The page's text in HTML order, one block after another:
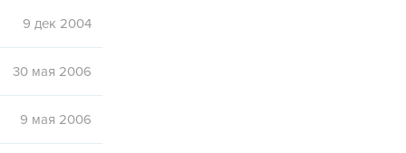
9 дек 2004
30 мая 2006
9 мая 2006